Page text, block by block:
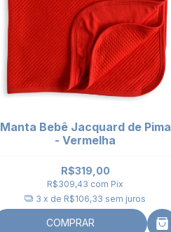
Manta Bebê Jacquard de Pima
- Vermelha
R$319,00
R$309,43 com Pix
3 x de R$106,33 sem juros
COMPRAR